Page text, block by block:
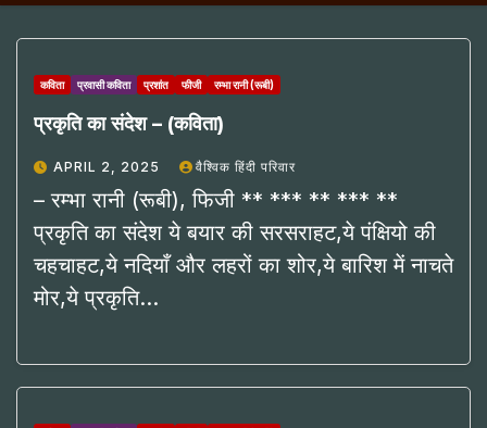
कविता प्रवासी कविता प्रशांत फीजी रम्भा रानी (रूबी)
प्रकृति का संदेश – (कविता)
APRIL 2, 2025 वैश्विक हिंदी परिवार
– रम्भा रानी (रूबी), फिजी ** *** ** *** **
प्रकृति का संदेश ये बयार की सरसराहट,ये पंक्षियो की
चहचाहट,ये नदियाँ और लहरों का शोर,ये बारिश में नाचते
मोर,ये प्रकृति…